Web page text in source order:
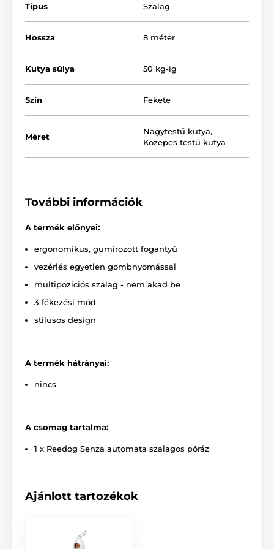
Sima szalagtekercseléshez kialakítva
Extra erős szalag
Ergonomikusan formázott, gumírozott fogantyú
Stabil krómozott karabiner
4 különböző méret
Golden Retriever, Golden Retriever
Az automata Reedog póráz
megbízható!
Reedog Senza automata póráz garantálja a
reakció dönt válsághelyzetekben, nem csak sétáltatás
Típus Szalag
Hossza 8 méter
Kutya súlya 50 kg-ig
Szín Fekete
Méret
Nagytestű kutya,
Közepes testű kutya
További információk
A termék előnyei:
ergonomikus, gumírozott fogantyú
vezérlés egyetlen gombnyomással
multipozíciós szalag - nem akad be
3 fékezési mód
stílusos design
A termék hátrányai:
nincs
A csomag tartalma:
1 x Reedog Senza automata szalagos póráz
Ajánlott tartozékok